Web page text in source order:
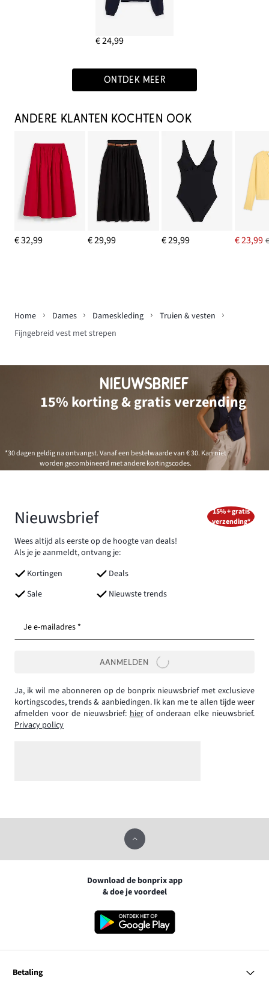
€ 24,99
ONTDEK MEER
ANDERE KLANTEN KOCHTEN OOK
€ 32,99 € 29,99 € 29,99 € 23,99
Home Dames Dameskleding
Truien & vesten
Fijngebreid vest met strepen
NIEUWSBRIEF
15% korting & gratis verzending
*30 dagen geldig na ontvangst. Vanaf een bestelwaarde van € 30. Kan niet
worden gecombineerd met andere kortingscodes.
Nieuwsbrief
Wees altijd als eerste op de hoogte van deals!
Als je je aanmeldt, ontvang je:
Kortingen
Deals
Sale
Nieuwste trends
15% + gratis
verzending*
Je e-mailadres *
AANMELDEN
Ja, ik wil me abonneren op de bonprix nieuwsbrief met exclusieve
kortingscodes, trends & aanbiedingen. Ik kan me te allen tijde weer
afmelden voor de nieuwsbrief: hierof onderaan elke nieuwsbrief.
Privacy policy
Download de bonprix app
& doe je voordeel
Betaling